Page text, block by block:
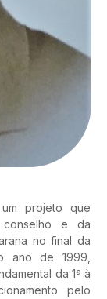
projeto que
e da
no final da
ano de 1999,
da 1ª à
pelo